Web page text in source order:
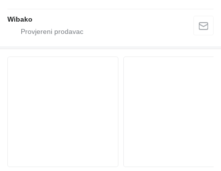
Wibako